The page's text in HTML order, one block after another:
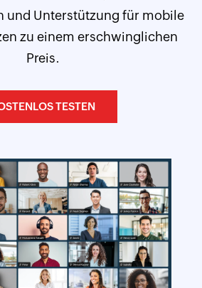
und Unterstützung für mobile
zu einem erschwinglichen
Preis.
TESTEN